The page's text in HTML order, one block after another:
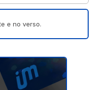
e no verso.